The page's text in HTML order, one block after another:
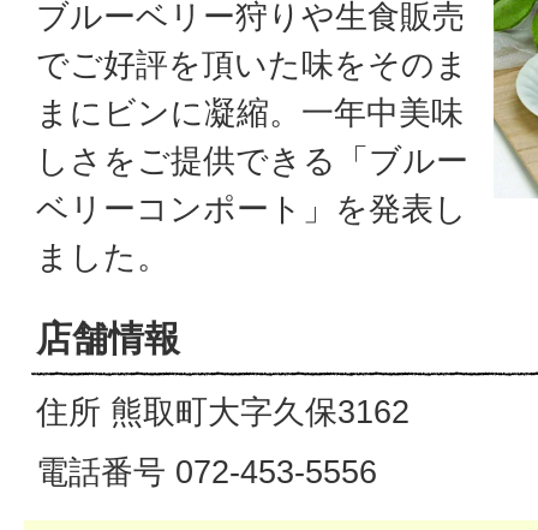
ブルーベリー狩りや生食販売
でご好評を頂いた味をそのま
まにビンに凝縮。一年中美味
しさをご提供できる「ブルー
ベリーコンポート」を発表し
ました。
店舗情報
住所 熊取町大字久保3162
電話番号 072-453-5556